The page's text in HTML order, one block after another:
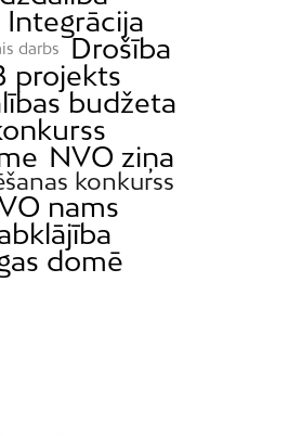
Integrācija
darbs
Drošība
projekts
budžeta
NVO ziņa
konkurss
nams
domē